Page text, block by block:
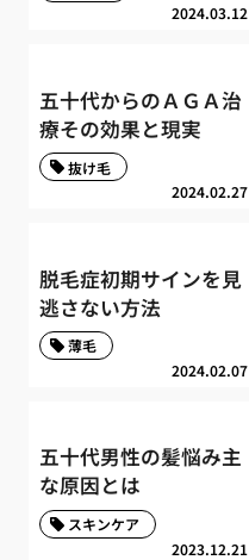
2024.03.12
五十代からのＡＧＡ治
療その効果と現実
2024.02.27
抜け毛
脱毛症初期サインを見
逃さない方法
2024.02.07
薄毛
五十代男性の髪悩み主
な原因とは
2023.12.21
スキンケア